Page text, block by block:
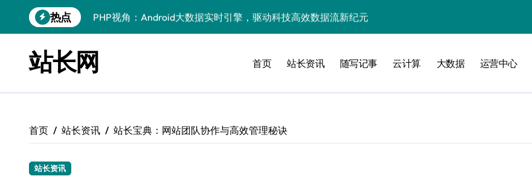
到
热点
PHP视角：Android大数据实时引擎，驱动科技高效数据流新纪元
数据科技驱动：构建实时引擎，赋能效能指数级跃升
技术赋能：基于大数据的实时流处理引擎智能高效构建探索
智驭数据洪流：实时引擎赋能大数据速变与智能决策跃迁
站长网 首页 站长资讯 随写记事 云计算 大数据 运营中心
首页 站长资讯 站长宝典：网站团队协作与高效管理秘诀
站长资讯